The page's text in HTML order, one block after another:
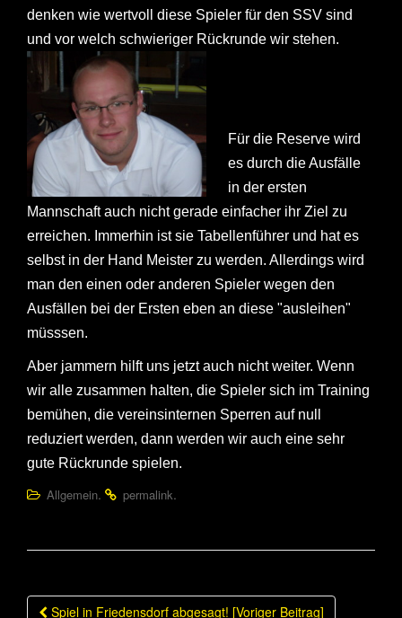
denken wie wertvoll diese Spieler für den SSV sind
und vor welch schwieriger Rückrunde wir stehen.
Für die Reserve wird
es durch die Ausfälle
in der ersten
Mannschaft auch nicht gerade einfacher ihr Ziel zu
erreichen. Immerhin ist sie Tabellenführer und hat es
selbst in der Hand Meister zu werden. Allerdings wird
man den einen oder anderen Spieler wegen den
Ausfällen bei der Ersten eben an diese "ausleihen"
müsssen.
Aber jammern hilft uns jetzt auch nicht weiter. Wenn
wir alle zusammen halten, die Spieler sich im Training
bemühen, die vereinsinternen Sperren auf null
reduziert werden, dann werden wir auch eine sehr
gute Rückrunde spielen.
Allgemein. permalink.
Beitragsnavigation
Spiel in Friedensdorf abgesagt! [Voriger Beitrag]